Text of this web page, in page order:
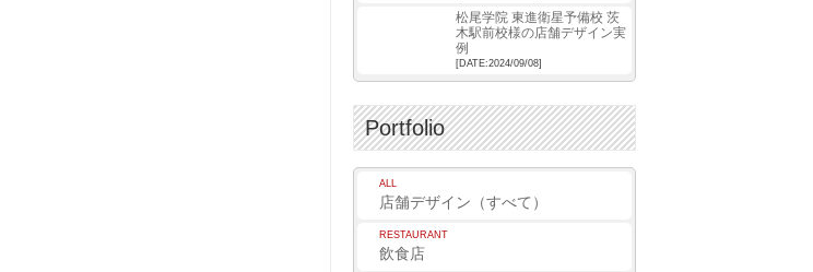
松尾学院 東進衛星予備校 茨
木駅前校様の店舗デザイン実
例
[DATE:2024/09/08]
Portfolio
ALL
店舗デザイン（すべて）
RESTAURANT
飲食店